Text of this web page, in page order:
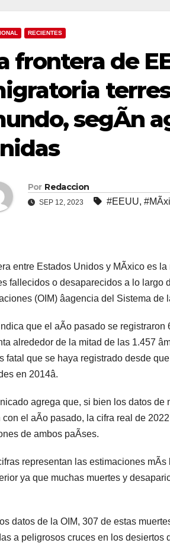
RECIENTES
frontera de
segÃn
Por Redaccion
SEP 12, 2023 #EEUU,
entre Estados Unidos y MÃxico es
fallecidos o desaparecidos a lo largo
(OIM) âagencia del Sistema de
que el aÃo pasado se
alrededor de la mitad de las 1.457
fatal que se haya registrado desde
en 2014â.
agrega que, si bien los datos
con el aÃo pasado, la cifra real de
de ambos paÃses.
representan las estimaciones
ya que muchas muertes y
datos de la OIM, 307 de estas
a peligrosos cruces en los desiertos